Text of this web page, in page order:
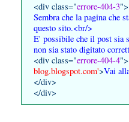
<div class="errore-404-3">
Sembra che la pagina che
questo sito.<br/>
E' possibile che il post sia
non sia stato digitato
<div class="errore-404-4
blog.blogspot.com'>Vai
</div>
</div>